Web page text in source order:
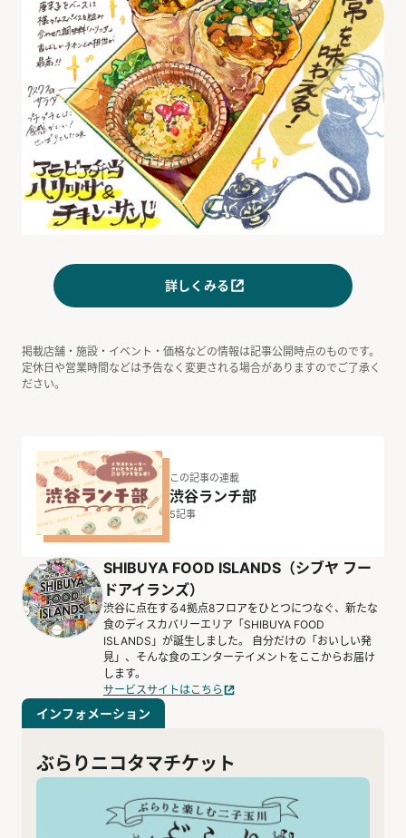
詳しくみる
掲載店舗・施設・イベント・価格などの情報は記事公開時点のものです。
定休日や営業時間などは予告なく変更される場合がありますのでご了承く
ださい。
この記事の連載
渋谷ランチ部
5記事
SHIBUYA FOOD ISLANDS（シブヤ フー
ドアイランズ）
渋谷に点在する4拠点8フロアをひとつにつなぐ、新たな
食のディスカバリーエリア「SHIBUYA FOOD
ISLANDS」が誕生しました。 自分だけの「おいしい発
見」、そんな食のエンターテイメントをここからお届け
します。
サービスサイトはこちら
インフォメーション
ぶらりニコタマチケット